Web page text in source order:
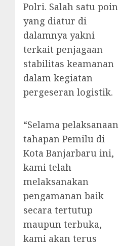
Polri. Salah satu poin
yang diatur di
dalamnya yakni
terkait penjagaan
stabilitas keamanan
dalam kegiatan
pergeseran logistik.
“Selama pelaksanaan
tahapan Pemilu di
Kota Banjarbaru ini,
kami telah
melaksanakan
pengamanan baik
secara tertutup
maupun terbuka,
kami akan terus